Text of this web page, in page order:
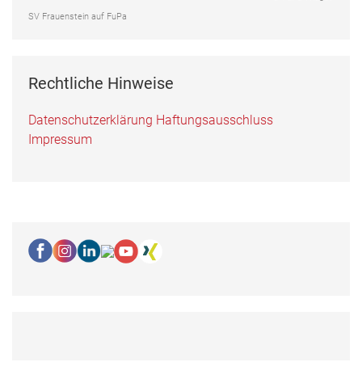
SV Frauenstein auf FuPa
Rechtliche Hinweise
Datenschutzerklärung Haftungsausschluss
Impressum